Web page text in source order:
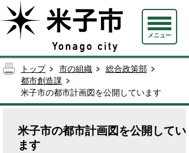
メニュー
トップ 市の組織
総合政策部
都市創造課
米子市の都市計画図を公開しています
米子市の都市計画図を公開してい
ます